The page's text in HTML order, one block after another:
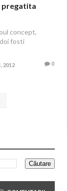
pregatita
concept,
fosti
2012 0